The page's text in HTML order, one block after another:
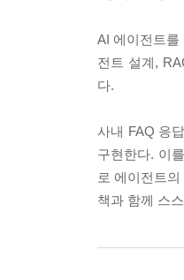
AI 에이전트를
전트 설계,
다.
사내 FAQ 응
구현한다. 이
로 에이전트
책과 함께 스